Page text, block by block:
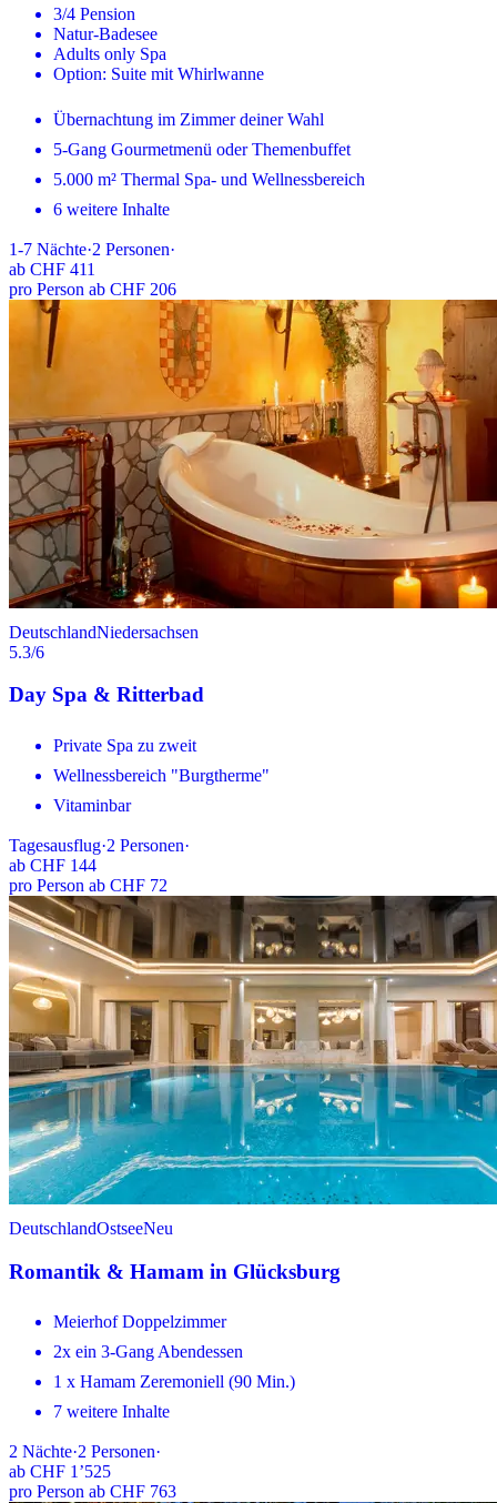
3/4 Pension
Natur-Badesee
Adults only Spa
Option: Suite mit Whirlwanne
Übernachtung im Zimmer deiner Wahl
5-Gang Gourmetmenü oder Themenbuffet
5.000 m² Thermal Spa- und Wellnessbereich
6 weitere Inhalte
1-7 Nächte·2 Personen·
ab CHF 411
pro Person ab CHF 206
DeutschlandNiedersachsen
5.3/6
Day Spa & Ritterbad
Private Spa zu zweit
Wellnessbereich "Burgtherme"
Vitaminbar
Tagesausflug·2 Personen·
ab CHF 144
pro Person ab CHF 72
DeutschlandOstseeNeu
Romantik & Hamam in Glücksburg
Meierhof Doppelzimmer
2x ein 3-Gang Abendessen
1 x Hamam Zeremoniell (90 Min.)
7 weitere Inhalte
2 Nächte·2 Personen·
ab CHF 1’525
pro Person ab CHF 763